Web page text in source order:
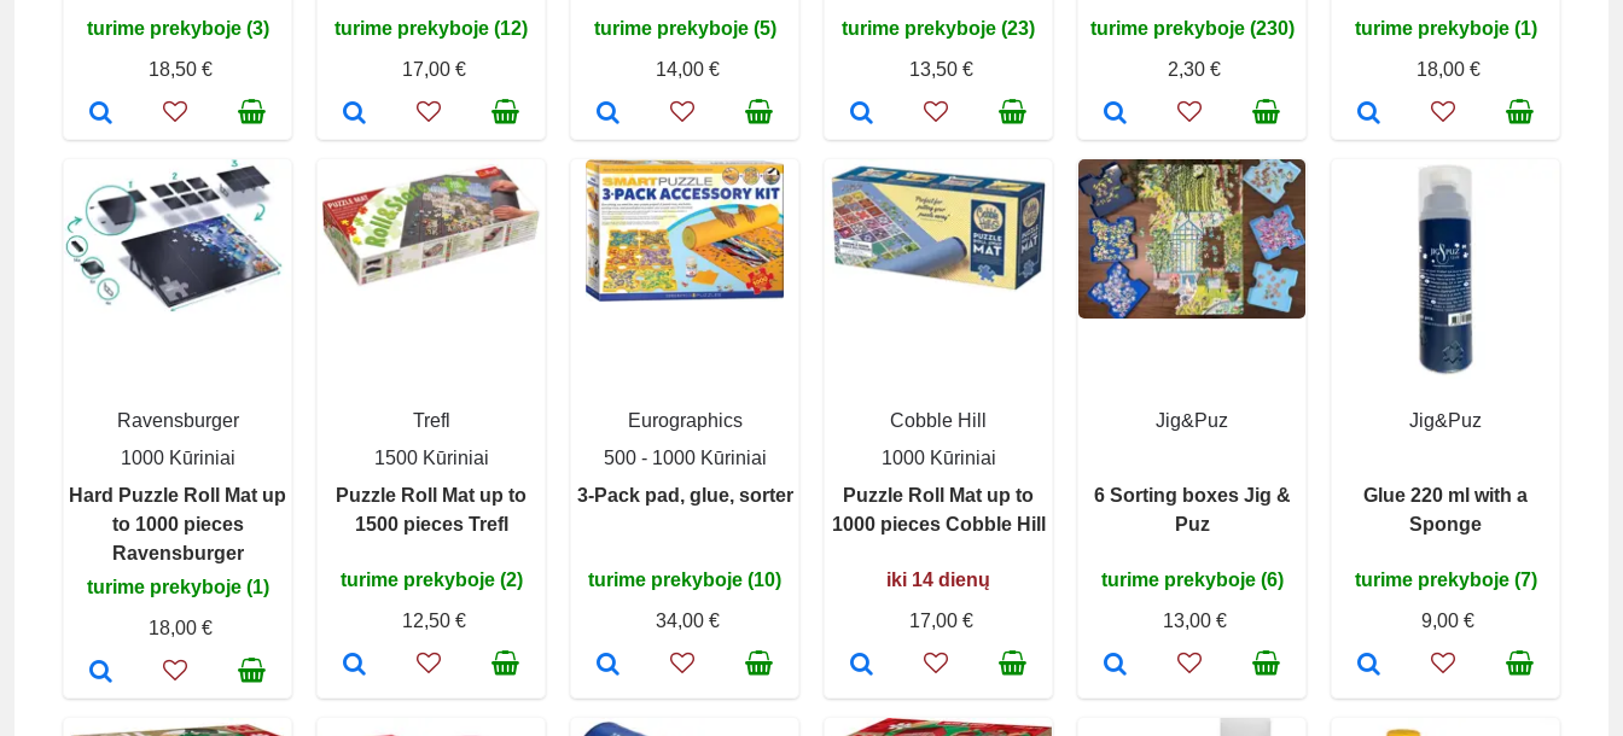
turime prekyboje (3)
18,50 €
turime prekyboje (12)
17,00 €
turime prekyboje (5)
14,00 €
turime prekyboje (23)
13,50 €
turime prekyboje (230)
2,30 €
turime prekyboje (1)
18,00 €
Ravensburger
1000 Kūriniai
Hard Puzzle Roll Mat up
to 1000 pieces
Ravensburger
turime prekyboje (1)
18,00 €
Trefl
1500 Kūriniai
Puzzle Roll Mat up to
1500 pieces Trefl
turime prekyboje (2)
12,50 €
Eurographics
500 - 1000 Kūriniai
3-Pack pad, glue, sorter
turime prekyboje (10)
34,00 €
Cobble Hill
1000 Kūriniai
Puzzle Roll Mat up to
1000 pieces Cobble Hill
iki 14 dienų
17,00 €
Jig&Puz
6 Sorting boxes Jig &
Puz
turime prekyboje (6)
13,00 €
Jig&Puz
Glue 220 ml with a
Sponge
turime prekyboje (7)
9,00 €